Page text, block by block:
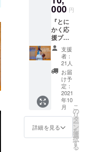
込めて
動画を
送らせ
て頂き
ます！
動画は
メール
で送ら
せてい
ただき
ます。
000 円
『とに
かく応
援プラ
ン』
（リ
ターン
なんか
いらな
いか
ら、と
にかく
頑張
れ！）
という
方向け
・ズー
支援
者：
21人
お届
け予
定：
2021
年10
月
詳細を見る
こ
の
リ
タ
ー
ン
を
選
択
す
る